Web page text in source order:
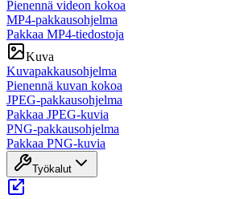
Pienennä videon kokoa
MP4-pakkausohjelma
Pakkaa MP4-tiedostoja
Kuva
Kuvapakkausohjelma
Pienennä kuvan kokoa
JPEG-pakkausohjelma
Pakkaa JPEG-kuvia
PNG-pakkausohjelma
Pakkaa PNG-kuvia
Työkalut